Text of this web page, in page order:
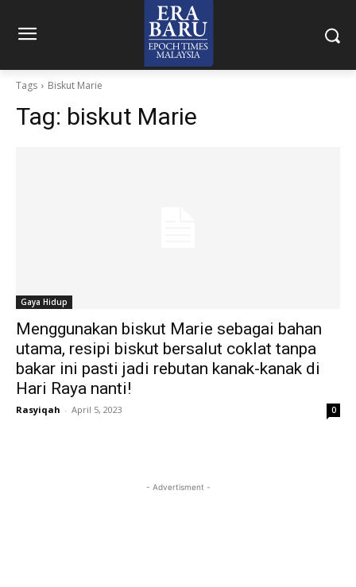
Tags Biskut Marie
Tag: biskut Marie
Gaya Hidup
Menggunakan biskut Marie sebagai bahan
utama, resipi biskut bersalut coklat tanpa
bakar ini pasti jadi rebutan kanak-kanak di
Hari Raya nanti!
Rasyiqah - April 5, 2023 0
- Advertisment -